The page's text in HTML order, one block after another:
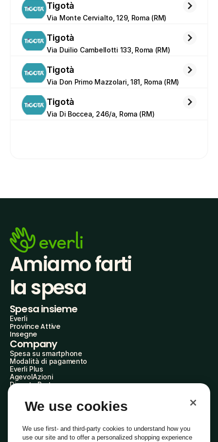
Tigotà
Via Monte Cervialto, 129, Roma (RM)
Tigotà
Via Duilio Cambellotti 133, Roma (RM)
Tigotà
Via Don Primo Mazzolari, 181, Roma (RM)
Tigotà
Via Di Boccea, 246/a, Roma (RM)
Amiamo farti
la spesa
Spesa insieme
Everli
Province Attive
Insegne
Company
Spesa su smartphone
Modalità di pagamento
Everli Plus
AgevolAzioni
Diventa Partner
Everli Shoppers
About Us
Everli News
Domande frequenti
We use cookies
We use first- and third-party cookies to understand how you
use our site and to offer a personalized shopping experience